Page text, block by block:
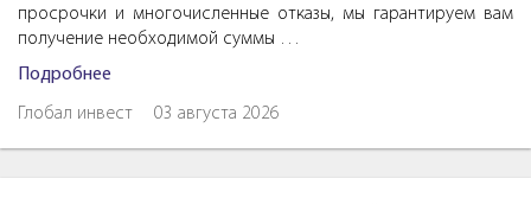
просрочки и многочисленные отказы, мы гарантируем вам
получение необходимой суммы …
Подробнее
Глобал инвест 03 августа 2026